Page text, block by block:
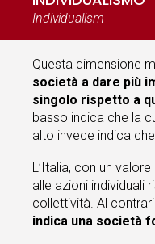
Individualism
Questa dimensione
società a dare più
singolo rispetto a
basso indica che la
alto invece indica
L’Italia, con un
alle azioni individuali
collettività. Al
indica una società